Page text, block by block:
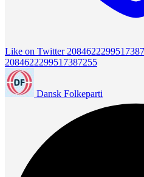
Like on Twitter
2084622299517387255
Dansk Folkeparti